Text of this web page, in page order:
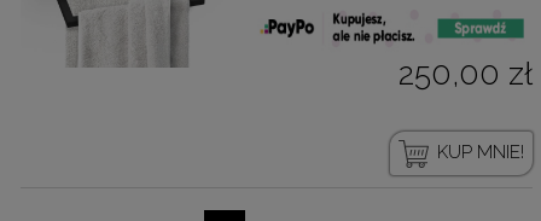
250,00 zł
KUP MNIE!